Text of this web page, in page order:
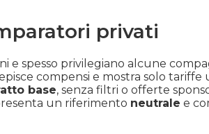
privati
spesso privilegiano alcune
compensi e mostra solo
base, senza filtri o offerte
un riferimento neutrale e